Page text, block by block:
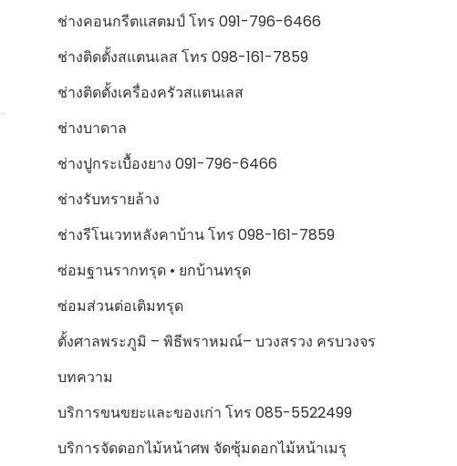
ช่างคอนกรีตแสตมป์ โทร 091-796-6466
ช่างติดตั้งสแตนเลส โทร 098-161-7859
ช่างติดตั้งเครื่องครัวสแตนเลส
ช่างบาดาล
ช่างปูกระเบื้องยาง 091-796-6466
ช่างรับทรายล้าง
ช่างรีโนเวทหลังคาบ้าน โทร 098-161-7859
ซ่อมฐานรากทรุด • ยกบ้านทรุด
ซ่อมส่วนต่อเติมทรุด
ตั้งศาลพระภูมิ – พิธีพราหมณ์– บวงสรวง ครบวงจร
บทความ
บริการขนขยะและของเก่า โทร 085-5522499
บริการจัดดอกไม้หน้าศพ จัดซุ้มดอกไม้หน้าเมรุ